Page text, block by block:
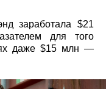
заработала $21
для того
даже $15 млн —